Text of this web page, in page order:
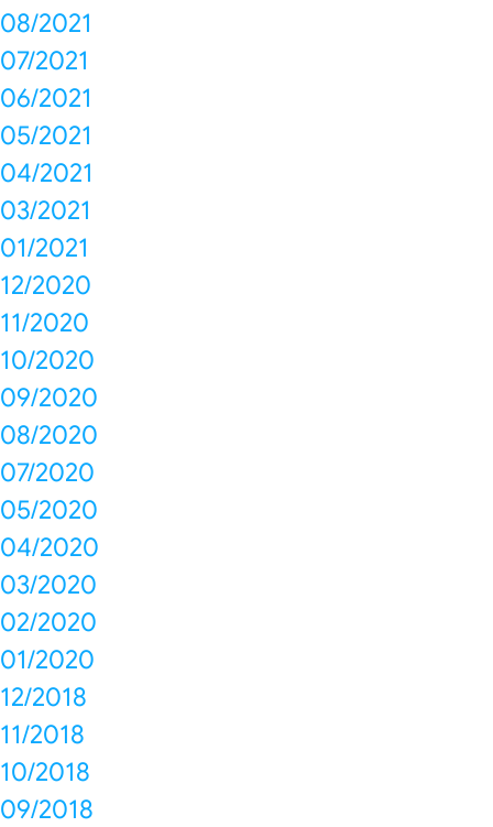
08/2021
07/2021
06/2021
05/2021
04/2021
03/2021
01/2021
12/2020
11/2020
10/2020
09/2020
08/2020
07/2020
05/2020
04/2020
03/2020
02/2020
01/2020
12/2018
11/2018
10/2018
09/2018